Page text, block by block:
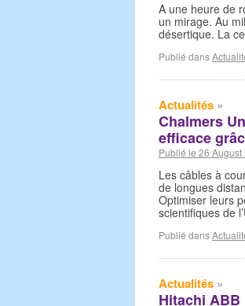
A une heure de
un mirage. Au
désertique. La
Publié dans
Actualités »
Chalmers
efficace
Publié le 26 August
Les câbles à
de longues
Optimiser leurs
scientifiques de
Publié dans
Actualités »
Hitachi